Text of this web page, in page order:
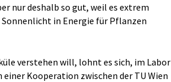
nur deshalb so gut, weil es extrem
in Energie für Pflanzen
verstehen will, lohnt es sich, im Labor
Kooperation zwischen der TU Wien